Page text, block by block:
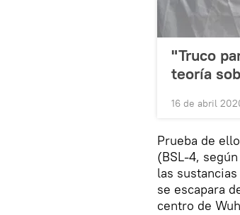
"Truco
teoría
16 de abril
Prueba de
(BSL-4,
las
se escapara
centro de